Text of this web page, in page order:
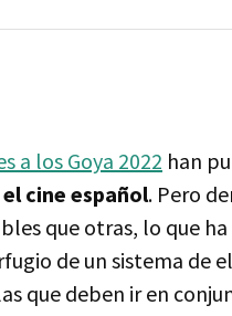
a los Goya 2022 han
cine español. Pero
que otras, lo que
de un sistema de
que deben ir en